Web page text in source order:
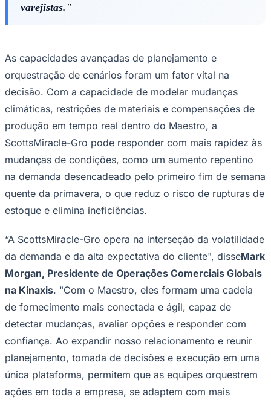
varejistas."
As capacidades avançadas de planejamento e
orquestração de cenários foram um fator vital na
decisão. Com a capacidade de modelar mudanças
climáticas, restrições de materiais e compensações de
produção em tempo real dentro do Maestro, a
ScottsMiracle-Gro pode responder com mais rapidez às
mudanças de condições, como um aumento repentino
na demanda desencadeado pelo primeiro fim de semana
quente da primavera, o que reduz o risco de rupturas de
estoque e elimina ineficiências.
“A ScottsMiracle-Gro opera na interseção da volatilidade
da demanda e da alta expectativa do cliente", disseMark
Morgan, Presidente de Operações Comerciais Globais
na Kinaxis. "Com o Maestro, eles formam uma cadeia
de fornecimento mais conectada e ágil, capaz de
detectar mudanças, avaliar opções e responder com
confiança. Ao expandir nosso relacionamento e reunir
planejamento, tomada de decisões e execução em uma
única plataforma, permitem que as equipes orquestrem
ações em toda a empresa, se adaptem com mais